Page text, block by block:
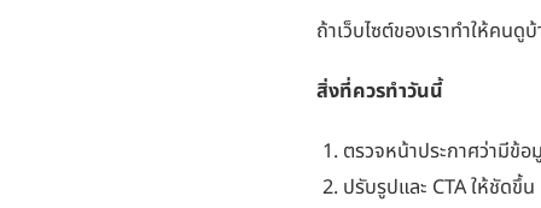
ถ้าเว็บไซต์ของเราทำให้คน
สิ่งที่ควรทำวันนี้
ตรวจหน้าประกาศว่ามีข้อ
ปรับรูปและ CTA ให้ชัดขึ้น